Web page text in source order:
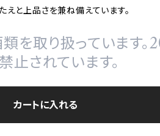
えと上品さを兼ね備えています。
を取り扱っています。
されています。
カートに入れる